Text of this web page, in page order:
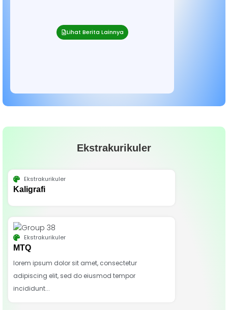
Lihat Berita Lainnya
Ekstrakurikuler
Ekstrakurikuler
Kaligrafi
Ekstrakurikuler
MTQ
lorem ipsum dolor sit amet, consectetur
adipiscing elit, sed do eiusmod tempor
incididunt...